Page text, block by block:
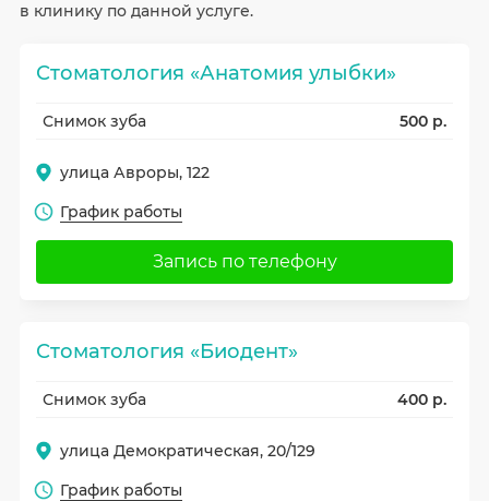
в клинику по данной услуге.
Стоматология «Анатомия улыбки»
Снимок зуба 500 р.
улица Авроры, 122
График работы
Запись по телефону
Стоматология «Биодент»
Снимок зуба 400 р.
улица Демократическая, 20/129
График работы